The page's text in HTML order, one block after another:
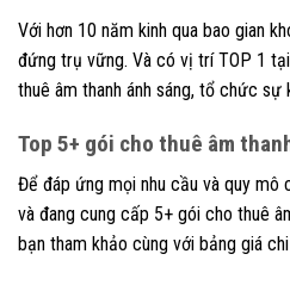
Với hơn 10 năm kinh qua bao gian
đứng trụ vững. Và có vị trí TOP 1
thuê âm thanh ánh sáng, tổ chức sự
Top 5+ gói cho thuê âm
Để đáp ứng mọi nhu cầu và quy mô
và đang cung cấp 5+ gói cho thuê
bạn tham khảo cùng với bảng giá